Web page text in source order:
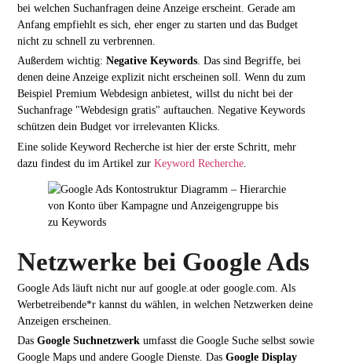
bei welchen Suchanfragen deine Anzeige erscheint. Gerade am
Anfang empfiehlt es sich, eher enger zu starten und das Budget
nicht zu schnell zu verbrennen.
Außerdem wichtig:Negative Keywords . Das sind Begriffe, bei
denen deine Anzeige explizit nicht erscheinen soll. Wenn du zum
Beispiel Premium Webdesign anbietest, willst du nicht bei der
Suchanfrage "Webdesign gratis" auftauchen. Negative Keywords
schützen dein Budget vor irrelevanten Klicks.
Eine solide Keyword Recherche ist hier der erste Schritt, mehr
dazu findest du im Artikel zurKeyword Recherche
Netzwerke bei Google Ads
Google Ads läuft nicht nur auf google.at oder google.com. Als
Werbetreibende*r kannst du wählen, in welchen Netzwerken deine
Anzeigen erscheinen.
DasGoogle Suchnetzwerk umfasst die Google Suche selbst sowie
Google Maps und andere Google Dienste. DasGoogle Display